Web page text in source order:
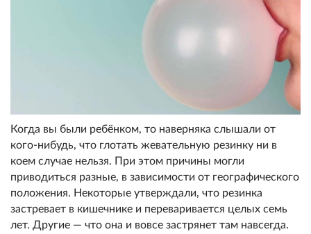
Когда вы были ребёнком, то наверняка слышали от
кого-нибудь, что глотать жевательную резинку ни в
коем случае нельзя. При этом причины могли
приводиться разные, в зависимости от географического
положения. Некоторые утверждали, что резинка
застревает в кишечнике и переваривается целых семь
лет. Другие — что она и вовсе застрянет там навсегда.